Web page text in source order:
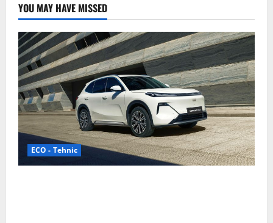
pentru
vehiculele
YOU MAY HAVE MISSED
ECO - Tehnic